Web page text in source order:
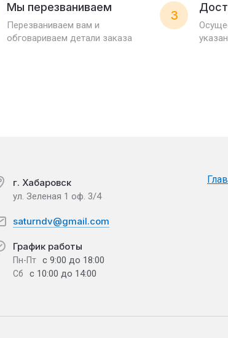
Мы перезваниваем
Перезваниваем вам и
обговариваем детали заказа
3
г. Хабаровск
ул. Зеленая 1 оф. 3/4
saturndv@gmail.com
График работы
Пн-Пт с 9:00 до 18:00
Сб с 10:00 до 14:00